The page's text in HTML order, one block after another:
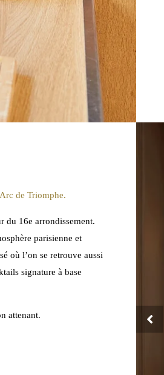
de Triomphe.
du 16e arrondissement.
parisienne et
où l’on se retrouve aussi
signature à base
attenant.